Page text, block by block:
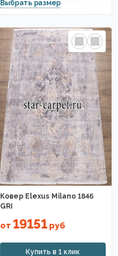
Ковер Elexus Milano 1846
GRI
от 19151руб